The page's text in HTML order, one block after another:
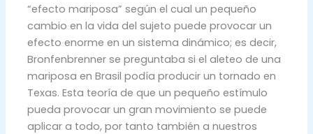
“efecto mariposa” según el cual un pequeño
cambio en la vida del sujeto puede provocar un
efecto enorme en un sistema dinámico; es decir,
Bronfenbrenner se preguntaba si el aleteo de una
mariposa en Brasil podía producir un tornado en
Texas. Esta teoría de que un pequeño estímulo
pueda provocar un gran movimiento se puede
aplicar a todo, por tanto también a nuestros